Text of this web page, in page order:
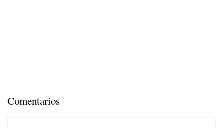
Comentarios